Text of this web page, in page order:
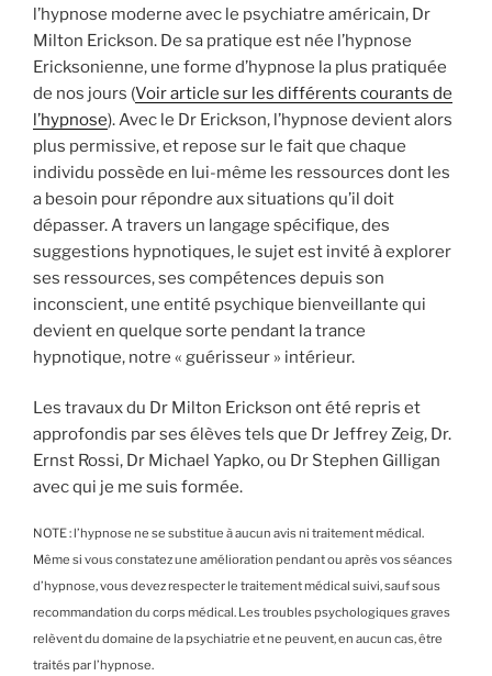
l’hypnose moderne avec le psychiatre américain, Dr
Milton Erickson. De sa pratique est née l’hypnose
Ericksonienne, une forme d’hypnose la plus pratiquée
de nos jours (Voir article sur les différents courants de
l’hypnose). Avec le Dr Erickson, l’hypnose devient alors
plus permissive, et repose sur le fait que chaque
individu possède en lui-même les ressources dont les
a besoin pour répondre aux situations qu’il doit
dépasser. A travers un langage spécifique, des
suggestions hypnotiques, le sujet est invité à explorer
ses ressources, ses compétences depuis son
inconscient, une entité psychique bienveillante qui
devient en quelque sorte pendant la trance
hypnotique, notre « guérisseur » intérieur.
Les travaux du Dr Milton Erickson ont été repris et
approfondis par ses élèves tels que Dr Jeffrey Zeig, Dr.
Ernst Rossi, Dr Michael Yapko, ou Dr Stephen Gilligan
avec qui je me suis formée.
NOTE : l’hypnose ne se substitue à aucun avis ni traitement médical.
Même si vous constatez une amélioration pendant ou après vos séances
d’hypnose, vous devez respecter le traitement médical suivi, sauf sous
recommandation du corps médical. Les troubles psychologiques graves
relèvent du domaine de la psychiatrie et ne peuvent, en aucun cas, être
traités par l’hypnose.